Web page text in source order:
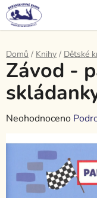
Přejít
na
obsah
Domů / Knihy / Dětské
Závod -
Průměrné
produktu
0,0
Neohodnoceno